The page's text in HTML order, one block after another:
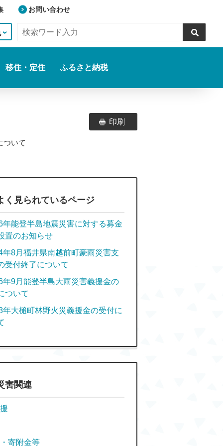
お問い合わせ
移住・定住 ふるさと納税
について
印刷
く見られているページ
年能登半島地震災害に対する募金
置のお知らせ
年8月福井県南越前町豪雨災害支
受付終了について
年9月能登半島大雨災害義援金の
ついて
年大槌町林野火災義援金の受付に
害関連
寄附金等